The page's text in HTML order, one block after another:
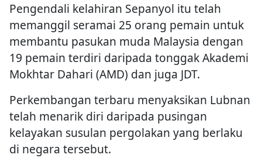
Pengendali kelahiran Sepanyol itu telah
memanggil seramai 25 orang pemain untuk
membantu pasukan muda Malaysia dengan
19 pemain terdiri daripada tonggak Akademi
Mokhtar Dahari (AMD) dan juga JDT.
Perkembangan terbaru menyaksikan Lubnan
telah menarik diri daripada pusingan
kelayakan susulan pergolakan yang berlaku
di negara tersebut.